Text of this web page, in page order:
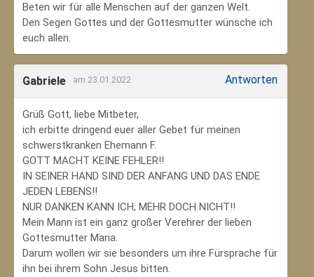
Beten wir für alle Menschen auf der ganzen Welt.
Den Segen Gottes und der Gottesmutter wünsche ich
euch allen.
Gabriele am 23.01.2022 Antworten
Grüß Gott, liebe Mitbeter,
ich erbitte dringend euer aller Gebet für meinen
schwerstkranken Ehemann F.
GOTT MACHT KEINE FEHLER!!
IN SEINER HAND SIND DER ANFANG UND DAS ENDE
JEDEN LEBENS!!
NUR DANKEN KANN ICH; MEHR DOCH NICHT!!
Mein Mann ist ein ganz großer Verehrer der lieben
Gottesmutter Maria.
Darum wollen wir sie besonders um ihre Fürsprache für
ihn bei ihrem Sohn Jesus bitten.